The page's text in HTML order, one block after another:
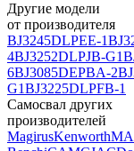
Другие модели
от производителя
BJ3245DLPEE-1
4BJ3252DLPJB-G1
6BJ3085DEPBA-2
G1BJ3225DLPFB-1
Самосвал других
производителей
MagirusKenworth